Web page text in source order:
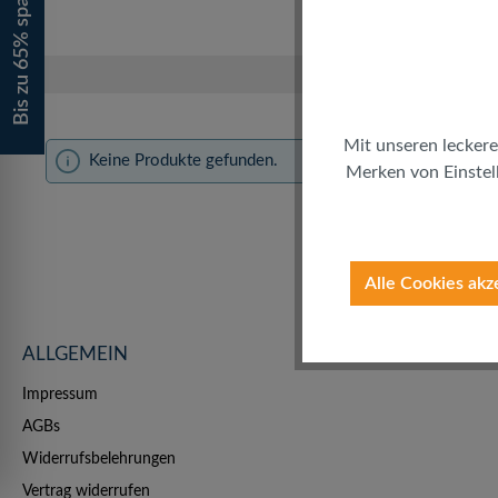
Keine Produkte gefunden.
ALLGEMEIN
Impressum
AGBs
Widerrufsbelehrungen
Vertrag widerrufen
Bis zu 65% sparen!
Mit unseren
Merken von
Alle Cookies